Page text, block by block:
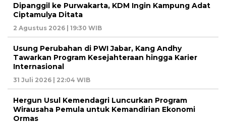
Dipanggil ke Purwakarta, KDM Ingin Kampung Adat
Ciptamulya Ditata
2 Agustus 2026 | 19:30 WIB
Usung Perubahan di PWI Jabar, Kang Andhy
Tawarkan Program Kesejahteraan hingga Karier
Internasional
31 Juli 2026 | 22:04 WIB
Hergun Usul Kemendagri Luncurkan Program
Wirausaha Pemula untuk Kemandirian Ekonomi
Ormas